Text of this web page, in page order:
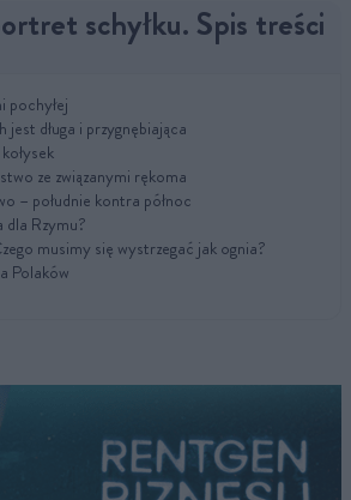
schyłku. Spis treści
pochyłej
jest długa i przygnębiająca
ze związanymi rękoma
– południe kontra północ
dla Rzymu?
musimy się wystrzegać jak ognia?
Polaków